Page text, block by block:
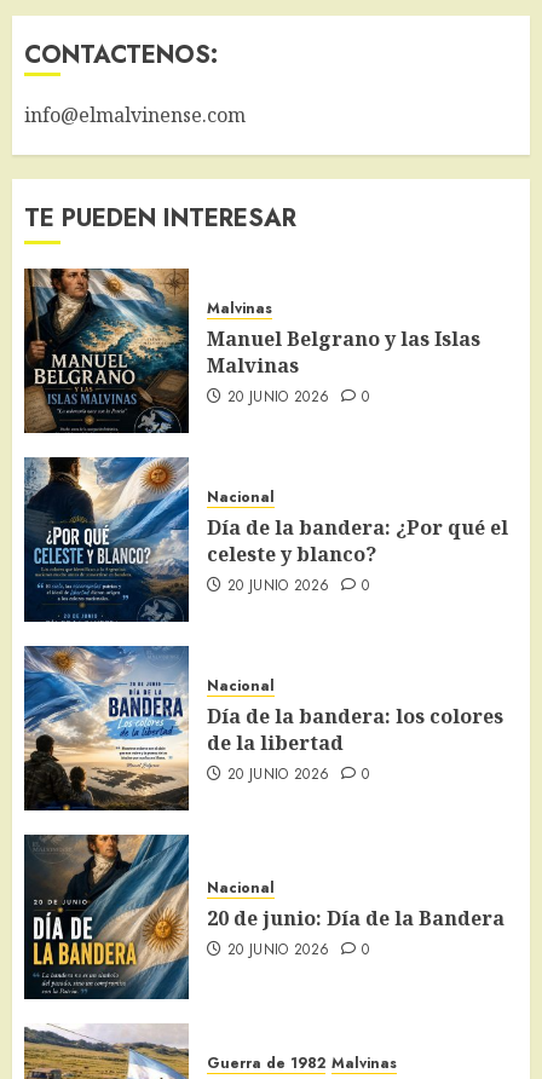
CONTACTENOS:
info@elmalvinense.com
TE PUEDEN INTERESAR
Malvinas
Manuel Belgrano y las Islas
Malvinas
20 JUNIO 2026 0
Nacional
Día de la bandera: ¿Por qué el
celeste y blanco?
20 JUNIO 2026 0
Nacional
Día de la bandera: los colores
de la libertad
20 JUNIO 2026 0
Nacional
20 de junio: Día de la Bandera
20 JUNIO 2026 0
Guerra de 1982 Malvinas